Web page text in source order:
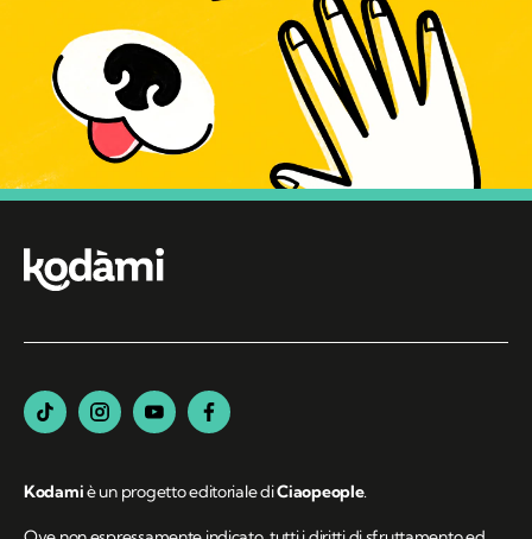
Kodamiè un progetto editoriale diCiaopeople.